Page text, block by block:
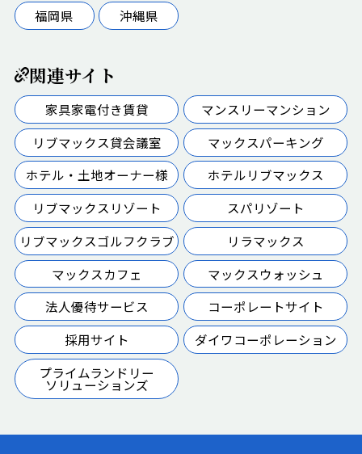
福岡県
沖縄県
関連サイト
家具家電付き賃貸
マンスリーマンション
リブマックス貸会議室
マックスパーキング
ホテル・土地オーナー様
ホテルリブマックス
リブマックスリゾート
スパリゾート
リブマックスゴルフクラブ
リラマックス
マックスカフェ
マックスウォッシュ
法人優待サービス
コーポレートサイト
採用サイト
ダイワコーポレーション
プライムランドリー
ソリューションズ